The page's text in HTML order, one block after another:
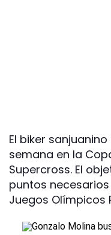
El biker
semana en la
Supercross. El
puntos
Juegos Olímpicos